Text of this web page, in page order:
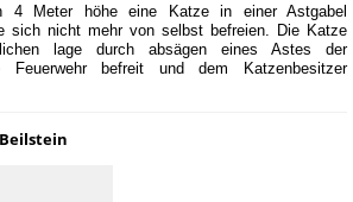
4 Meter höhe eine Katze in einer Astgabel
sich nicht mehr von selbst befreien. Die Katze
lage durch absägen eines Astes der
Feuerwehr befreit und dem Katzenbesitzer